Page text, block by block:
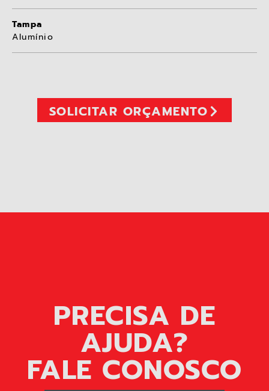
Tampa
Alumínio
SOLICITAR ORÇAMENTO
PRECISA DE
AJUDA?
FALE CONOSCO